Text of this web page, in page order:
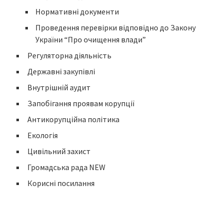
Нормативні документи
Проведення перевірки відповідно до Закону
України “Про очищення влади”
Регуляторна діяльність
Державні закупівлі
Внутрішній аудит
Запобігання проявам корупції
Антикорупційна політика
Екологія
Цивільний захист
Громадська рада NEW
Корисні посилання